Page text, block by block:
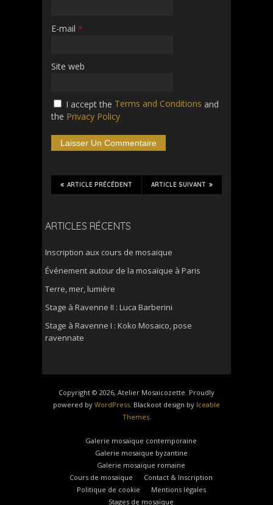
E-mail *
Site web
I accept the Terms and Conditions and
the Privacy Policy
ARTICLE SUIVANT
ARTICLE PRÉCÉDENT
ARTICLES RÉCENTS
Inscription aux cours de mosaïque
Événement autour de la mosaïque à Paris
Terre, mer, lumière
Stage à Ravenne II : Luca Barberini
Stage à Ravenne I : Koko Mosaico, pose
ravennate
Copyright © 2026, Atelier Mosaicozette. Proudly
powered by WordPress . Blackoot design by Iceable
Themes.
Galerie mosaïque contemporaine
Galerie mosaïque byzantine
Galerie mosaïque romaine
Cours de mosaïque
Contact & Inscription
Politique de cookie
Mentions légales
Stages de mosaïque